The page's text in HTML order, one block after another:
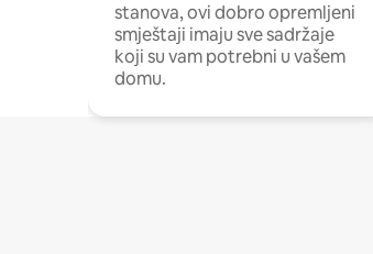
stanova, ovi dobro opremljeni
smještaji imaju sve sadržaje
koji su vam potrebni u vašem
domu.